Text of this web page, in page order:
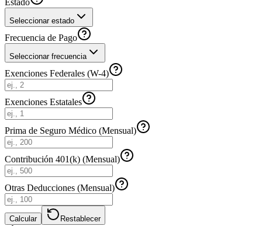
Estado
Seleccionar estado
Frecuencia de Pago
Seleccionar frecuencia
Exenciones Federales (W-4)
Exenciones Estatales
Prima de Seguro Médico (Mensual)
Contribución 401(k) (Mensual)
Otras Deducciones (Mensual)
Calcular Restablecer